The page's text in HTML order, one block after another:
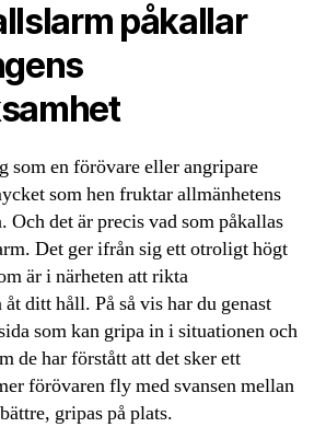
påkallar
som en förövare eller angripare
som hen fruktar allmänhetens
Och det är precis vad som påkallas
Det ger ifrån sig ett otroligt högt
är i närheten att rikta
ditt håll. På så vis har du genast
som kan gripa in i situationen och
de har förstått att det sker ett
förövaren fly med svansen mellan
gripas på plats.